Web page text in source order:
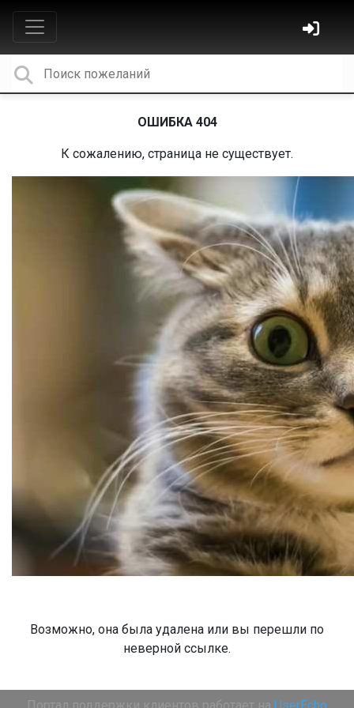
ОШИБКА 404
К сожалению, страница не существует.
Возможно, она была удалена или вы перешли по
неверной ссылке.